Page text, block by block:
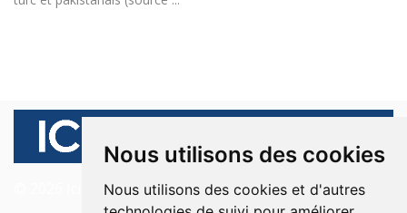
Nous utilisons des cookies
Nous utilisons des cookies et d'autres
© 2026 Ici Beyrouth. Tous les droits sont réservés.